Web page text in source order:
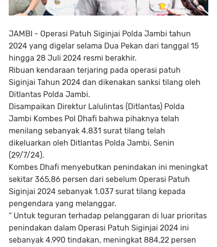
JAMBI - Operasi Patuh Siginjai Polda Jambi tahun
2024 yang digelar selama Dua Pekan dari tanggal 15
hingga 28 Juli 2024 resmi berakhir.
Ribuan kendaraan terjaring pada operasi patuh
Siginjai Tahun 2024 dan dikenakan sanksi tilang oleh
Ditlantas Polda Jambi.
Disampaikan Direktur Lalulintas (Ditlantas) Polda
Jambi Kombes Pol Dhafi bahwa pihaknya telah
menilang sebanyak 4.831 surat tilang telah
dikeluarkan oleh Ditlantas Polda Jambi, Senin
(29/7/24).
Kombes Dhafi menyebutkan penindakan ini meningkat
sekitar 365,86 persen dari sebelum Operasi Patuh
Siginjai 2024 sebanyak 1.037 surat tilang kepada
pengendara yang melanggar.
“ Untuk teguran terhadap pelanggaran di luar prioritas
penindakan dalam Operasi Patuh Siginjai 2024 ini
sebanyak 4.990 tindakan, meningkat 884,22 persen